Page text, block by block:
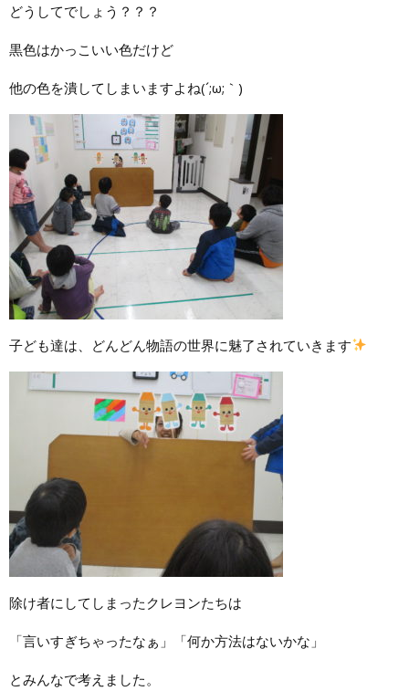
どうしてでしょう？？？
黒色はかっこいい色だけど
他の色を潰してしまいますよね(´;ω;｀)
子ども達は、どんどん物語の世界に魅了されていきます
除け者にしてしまったクレヨンたちは
「言いすぎちゃったなぁ」「何か方法はないかな」
とみんなで考えました。